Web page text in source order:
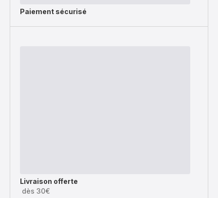
Paiement sécurisé
Livraison offerte
dès 30€